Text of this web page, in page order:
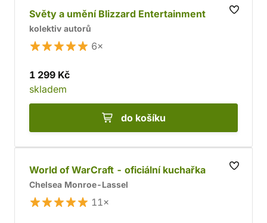
Světy a umění Blizzard Entertainment
kolektiv autorů
6×
1 299 Kč
skladem
do košíku
World of WarCraft - oficiální kuchařka
Chelsea Monroe-Lassel
11×